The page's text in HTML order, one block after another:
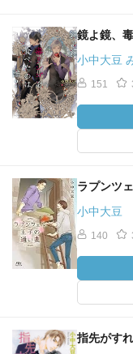
鏡よ鏡、
小中大豆
151
ラプンツ
小中大豆
140
指先がす